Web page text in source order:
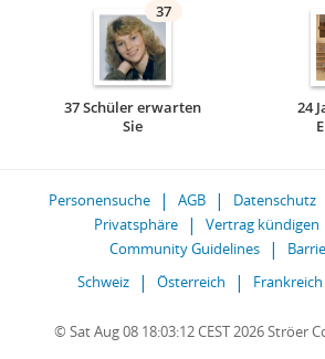
37
37 Schüler erwarten
Sie
24
Personensuche AGB Datenschutz
Privatsphäre
Vertrag kündigen
Community Guidelines
Schweiz
Österreich Frankreich
© Sat Aug 08 18:03:12 CEST 2026 Ströer